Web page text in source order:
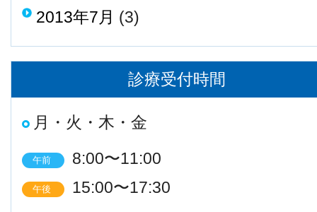
2013年7月 (3)
診療受付時間
月・火・木・金
午前 8:00〜11:00
午後 15:00〜17:30